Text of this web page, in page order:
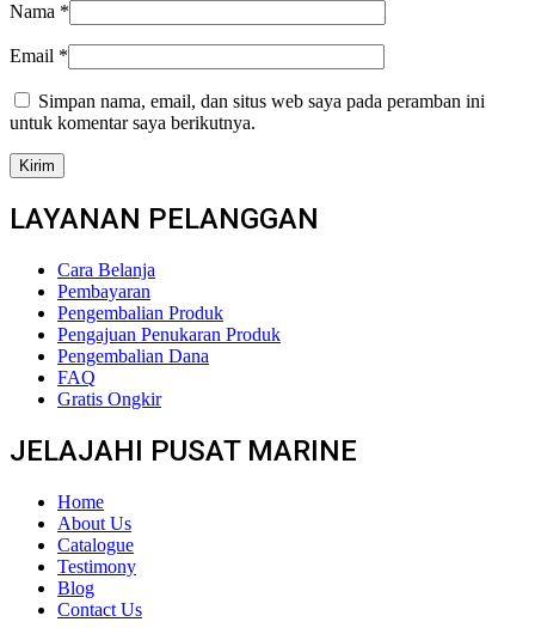
Nama *
Email *
Simpan nama, email, dan situs web saya pada peramban ini
untuk komentar saya berikutnya.
LAYANAN PELANGGAN
Cara Belanja
Pembayaran
Pengembalian Produk
Pengajuan Penukaran Produk
Pengembalian Dana
FAQ
Gratis Ongkir
JELAJAHI PUSAT MARINE
Home
About Us
Catalogue
Testimony
Blog
Contact Us